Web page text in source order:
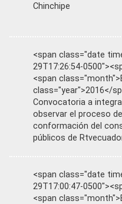
Chinchipe
<span class="date
29T17:26:54-
<span
class="year">2016</
Convocatoria a
observar el proceso
conformación del
públicos de
<span class="date
29T17:00:47-
<span